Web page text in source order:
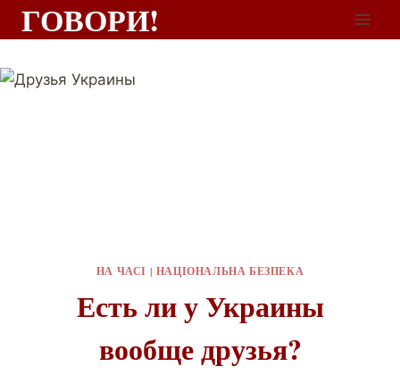
ГОВОРИ!
НА ЧАСІ | НАЦІОНАЛЬНА БЕЗПЕКА
Есть ли у Украины
вообще друзья?